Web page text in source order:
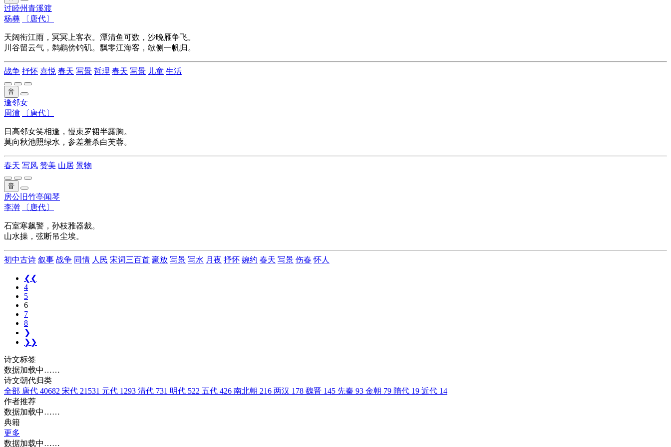
过睦州青溪渡
杨彝
〔唐代〕
天阔衔江雨，冥冥上客衣。潭清鱼可数，沙晚雁争飞。
川谷留云气，鹈鹕傍钓矶。飘零江海客，欹侧一帆归。
战争 抒怀 喜悦 春天 写景 哲理 春天 写景 儿童 生活
音
逢邻女
周濆
〔唐代〕
日高邻女笑相逢，慢束罗裙半露胸。
莫向秋池照绿水，参差羞杀白芙蓉。
春天 写风 赞美 山居 景物
音
房公旧竹亭闻琴
李澣
〔唐代〕
石室寒飙警，孙枝雅器裁。
山水操，弦断吊尘埃。
初中古诗 叙事 战争 同情 人民 宋词三百首 豪放 写景 写水 月夜 抒怀 婉约 春天 写景 伤春 怀人
❮❮
4
5
6
7
8
❯
❯❯
诗文标签
数据加载中……
诗文朝代归类
全部 唐代 40682 宋代 21531 元代 1293 清代 731 明代 522 五代 426 南北朝 216 两汉 178 魏晋 145 先秦 93 金朝 79 隋代 19 近代 14
作者推荐
数据加载中……
典籍
更多
数据加载中……